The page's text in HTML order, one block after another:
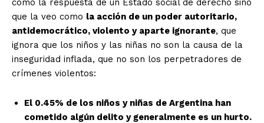
como la respuesta de un Estado social de derecho sino
que la veo como la acción de un poder autoritario,
antidemocrático, violento y aparte ignorante, que
ignora que los niños y las niñas no son la causa de la
inseguridad inflada, que no son los perpetradores de
crímenes violentos:
El 0.45% de los niños y niñas de Argentina han
cometido algún delito y generalmente es un hurto.